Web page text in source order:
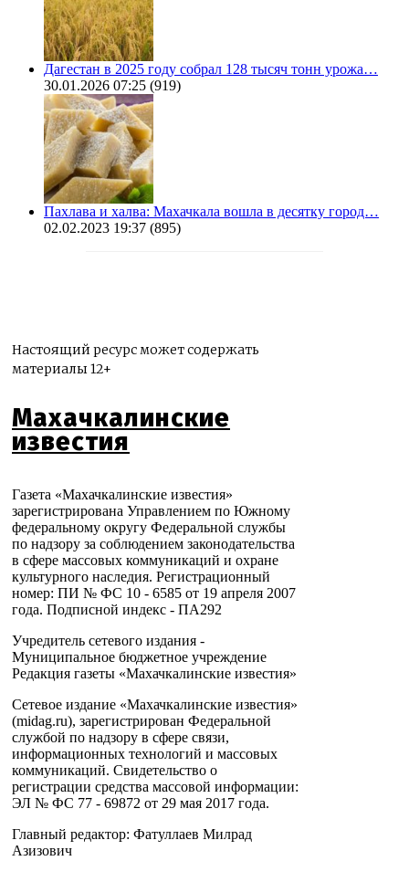
Дагестан в 2025 году собрал 128 тысяч тонн урожа…
30.01.2026 07:25 (919)
Пахлава и халва: Махачкала вошла в десятку город…
02.02.2023 19:37 (895)
Настоящий ресурс может содержать
материалы 12+
Махачкалинские
известия
Газета «Махачкалинские известия»
зарегистрирована Управлением по Южному
федеральному округу Федеральной службы
по надзору за соблюдением законодательства
в сфере массовых коммуникаций и охране
культурного наследия. Регистрационный
номер: ПИ № ФС 10 - 6585 от 19 апреля 2007
года. Подписной индекс - ПА292
Учредитель сетевого издания -
Муниципальное бюджетное учреждение
Редакция газеты «Махачкалинские известия»
Сетевое издание «Махачкалинские известия»
(midag.ru), зарегистрирован Федеральной
службой по надзору в сфере связи,
информационных технологий и массовых
коммуникаций. Свидетельство о
регистрации средства массовой информации:
ЭЛ № ФС 77 - 69872 от 29 мая 2017 года.
Главный редактор: Фатуллаев Милрад
Азизович